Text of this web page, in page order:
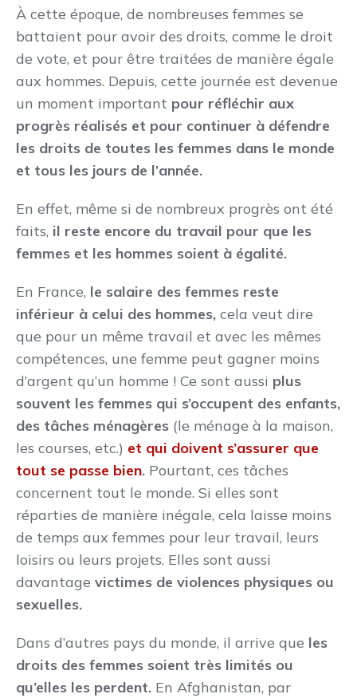
À cette époque, de nombreuses femmes se
battaient pour avoir des droits, comme le droit
de vote, et pour être traitées de manière égale
aux hommes. Depuis, cette journée est devenue
un moment important pour réfléchir aux
progrès réalisés et pour continuer à défendre
les droits de toutes les femmes dans le monde
et tous les jours de l’année.
En effet, même si de nombreux progrès ont été
faits, il reste encore du travail pour que les
femmes et les hommes soient à égalité.
En France, le salaire des femmes reste
inférieur à celui des hommes, cela veut dire
que pour un même travail et avec les mêmes
compétences, une femme peut gagner moins
d’argent qu’un homme ! Ce sont aussi plus
souvent les femmes qui s’occupent des enfants,
des tâches ménagères (le ménage à la maison,
les courses, etc.) et qui doivent s’assurer que
tout se passe bien. Pourtant, ces tâches
concernent tout le monde. Si elles sont
réparties de manière inégale, cela laisse moins
de temps aux femmes pour leur travail, leurs
loisirs ou leurs projets. Elles sont aussi
davantage victimes de violences physiques ou
sexuelles.
Dans d’autres pays du monde, il arrive que les
droits des femmes soient très limités ou
qu’elles les perdent. En Afghanistan, par